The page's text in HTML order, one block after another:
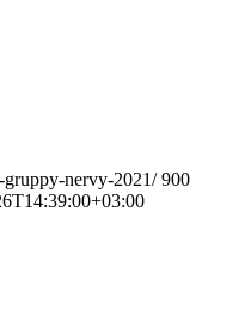
gruppy-nervy-2021/ 900